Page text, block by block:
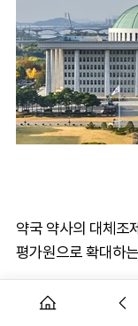
약국 약사의 대체조
평가원으로 확대하
대체조제 간소화는
법안심사대에 올라